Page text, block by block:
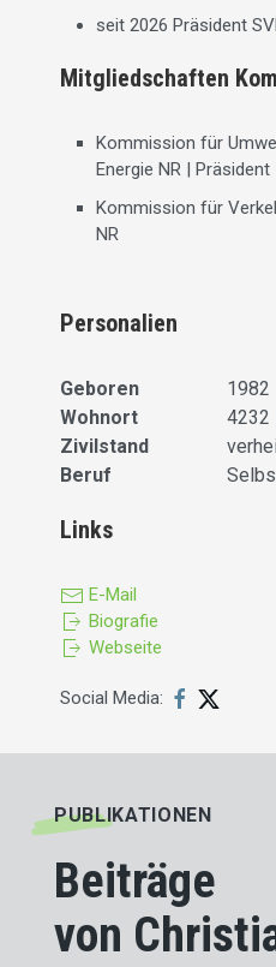
seit 2026 Präsident
Mitgliedschaften
Kommission für
Energie NR | Präsident
Kommission für
NR
Personalien
Geboren
1982
Wohnort
4232
Zivilstand
Beruf
Links
E-Mail
Biografie
Webseite
Social Media:
PUBLIKATIONEN
Beiträge
von